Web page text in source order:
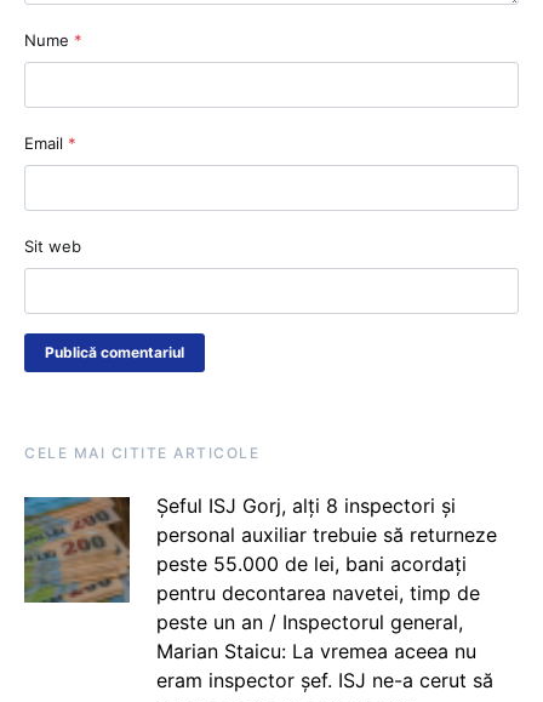
Nume *
Email *
Sit web
CELE MAI CITITE ARTICOLE
Șeful ISJ Gorj, alți 8 inspectori și
personal auxiliar trebuie să returneze
peste 55.000 de lei, bani acordați
pentru decontarea navetei, timp de
peste un an / Inspectorul general,
Marian Staicu: La vremea aceea nu
eram inspector șef. ISJ ne-a cerut să